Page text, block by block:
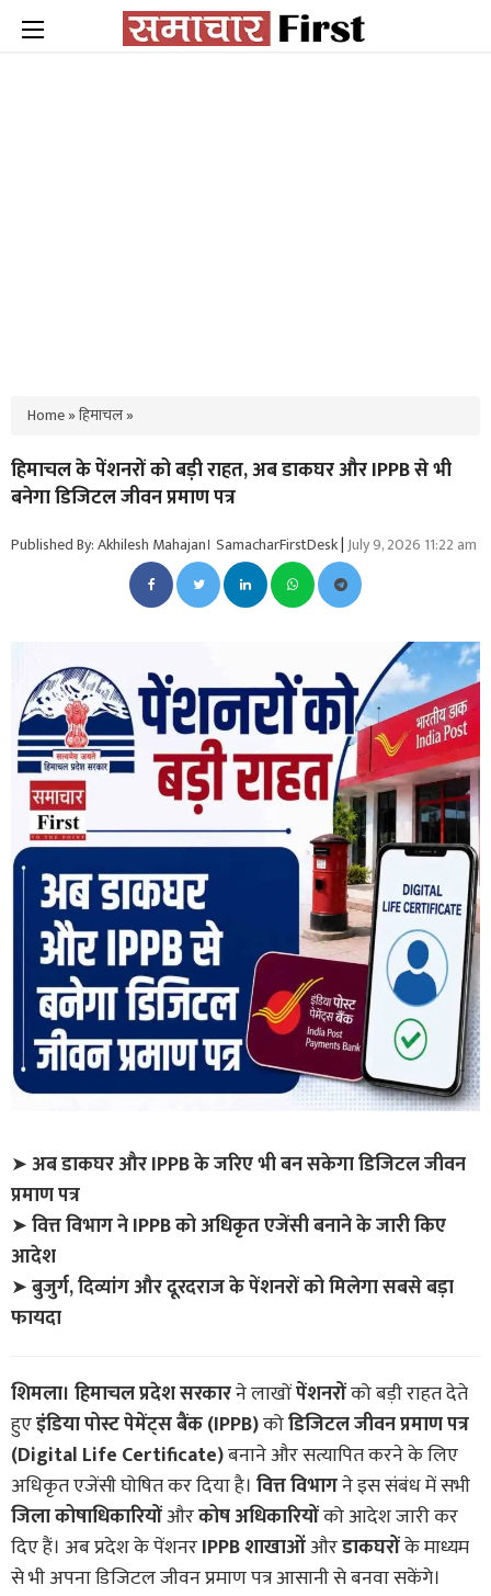
Home»हिमाचल»
हिमाचल के पेंशनरों को बड़ी राहत, अब डाकघर और IPPB से भी
बनेगा डिजिटल जीवन प्रमाण पत्र
Published By: Akhilesh Mahajan। SamacharFirstDesk|July 9, 2026 11:22 am
➤अब डाकघर और IPPB के जरिए भी बन सकेगा डिजिटल जीवन
प्रमाण पत्र
➤वित्त विभाग ने IPPB को अधिकृत एजेंसी बनाने के जारी किए
आदेश
➤बुजुर्ग, दिव्यांग और दूरदराज के पेंशनरों को मिलेगा सबसे बड़ा
फायदा
शिमला। हिमाचल प्रदेश सरकारने लाखोंपेंशनरोंको बड़ी राहत देते
हुएइंडिया पोस्ट पेमेंट्स बैंक (IPPB)कोडिजिटल जीवन प्रमाण पत्र
(Digital Life Certificate)बनाने और सत्यापित करने के लिए
अधिकृत एजेंसी घोषित कर दिया है। वित्त विभागने इस संबंध में सभी
जिला कोषाधिकारियोंऔरकोष अधिकारियोंको आदेश जारी कर
दिए हैं। अब प्रदेश के पेंशनरIPPB शाखाओंऔरडाकघरोंके माध्यम
से भी अपना डिजिटल जीवन प्रमाण पत्र आसानी से बनवा सकेंगे।